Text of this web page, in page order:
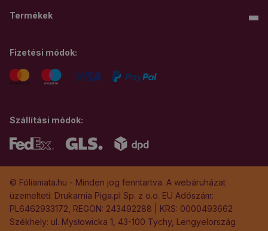
Termékek
Szállítási módok:
Fizetési módok:
© Fóliamata.hu - Minden jog fenntartva. A webáruházat
üzemelteti: Drukarnia Piga.pl Sp. z o.o. EU Adószám:
PL6462933172, REGON: 243492288 | KRS: 0000493662
Székhely: ul. Mysłowicka 1, 43-100 Tychy, Lengyelország